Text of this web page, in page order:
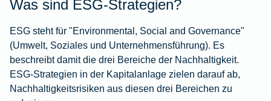
Was sind ESG-Strategien?
ESG steht für "Environmental, Social and Governance"
(Umwelt, Soziales und Unternehmensführung). Es
beschreibt damit die drei Bereiche der Nachhaltigkeit.
ESG-Strategien in der Kapitalanlage zielen darauf ab,
Nachhaltigkeitsrisiken aus diesen drei Bereichen zu